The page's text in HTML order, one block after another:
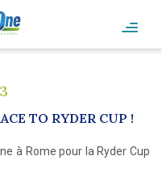
TO RYDER CUP !
à Rome pour la Ryder Cup